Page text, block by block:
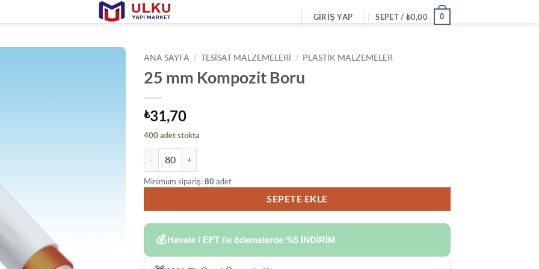
GIRIŞ YAP SEPET / ₺0,00 0
ANA SAYFA / TESISAT MALZEMELERI / PLASTIK MALZEMELER
25 mm Kompozit Boru
₺31,70
400 adet stokta
Minimum sipariş:80adet
SEPETE EKLE
💰 Havale / EFT ile ödemelerde %5 İNDİRİM